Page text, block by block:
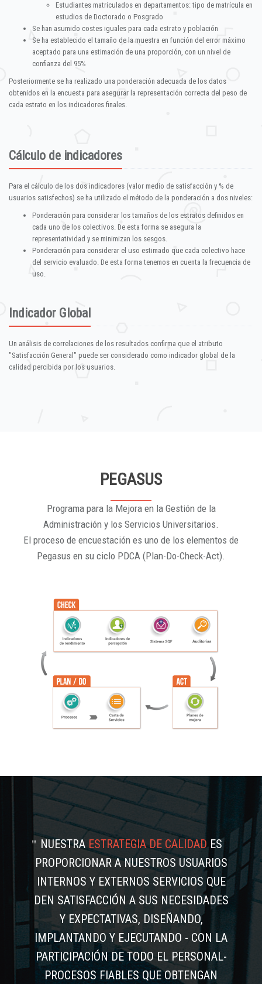
Estudiantes matriculados en departamentos: tipo de matrícula en
estudios de Doctorado o Posgrado
Se han asumido costes iguales para cada estrato y población
Se ha establecido el tamaño de la muestra en función del error máximo
aceptado para una estimación de una proporción, con un nivel de
confianza del 95%
Posteriormente se ha realizado una ponderación adecuada de los datos
obtenidos en la encuesta para asegurar la representación correcta del peso de
cada estrato en los indicadores finales.
Cálculo de indicadores
Para el cálculo de los dos indicadores (valor medio de satisfacción y % de
usuarios satisfechos) se ha utilizado el método de la ponderación a dos niveles:
Ponderación para considerar los tamaños de los estratos definidos en
cada uno de los colectivos. De esta forma se asegura la
representatividad y se minimizan los sesgos.
Ponderación para considerar el uso estimado que cada colectivo hace
del servicio evaluado. De esta forma tenemos en cuenta la frecuencia de
uso.
Indicador Global
Un análisis de correlaciones de los resultados confirma que el atributo
"Satisfacción General" puede ser considerado como indicador global de la
calidad percibida por los usuarios.
PEGASUS
Programa para la Mejora en la Gestión de la
Administración y los Servicios Universitarios.
El proceso de encuestación es uno de los elementos de
Pegasus en su ciclo PDCA (Plan-Do-Check-Act).
NUESTRAESTRATEGIA DE CALIDADES
PROPORCIONAR A NUESTROS USUARIOS
INTERNOS Y EXTERNOS SERVICIOS QUE
DEN SATISFACCIÓN A SUS NECESIDADES
Y EXPECTATIVAS, DISEÑANDO,
IMPLANTANDO Y EJECUTANDO - CON LA
PARTICIPACIÓN DE TODO EL PERSONAL-
PROCESOS FIABLES QUE OBTENGAN